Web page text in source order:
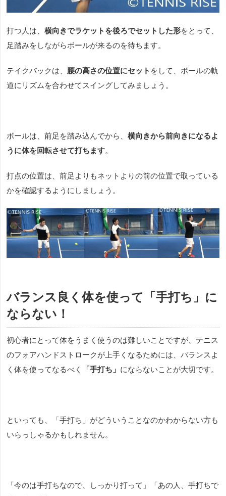
打つ人は、 横向きでラケットを後ろでセットした形をとって、
足踏みをしながらボールが来るのを待ちます。
テイクバックは、 腰の高さの位置にセット をして、ボールの軌
道にリズムを合わせてスイングしてみましょう。
ボールは、前足を踏み込んでから、 横向きから前向きになるよ
うに体を回転させて打ちます。
打点の位置は、前足よりもネットよりの前の位置で取っている
かを確認するようにしましょう。
バランス良く体を使って「手打ち」に
ならない！
初心者にとって体をうまく使うのは難しいことですが、テニス
のフォアハンドストロークが上手くなるためには、バランスよ
く体を使ってなるべく
「手打ち」 にならないことが大切です。
といっても、「手打ち」がどういうことなのかわからない方も
いらっしゃるかもしれません。
「今のは手打ちなので、しっかり打って」「あの人、手打ちで